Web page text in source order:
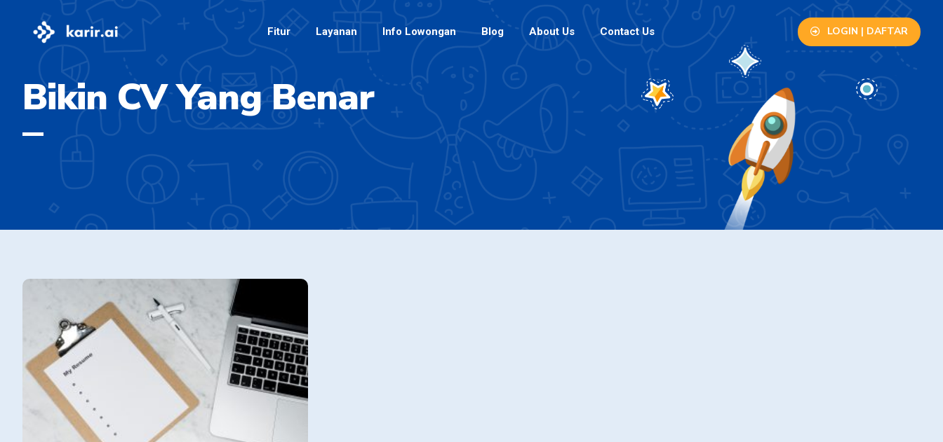
Fitur Layanan Info Lowongan Blog About Us Contact Us LOGIN | DAFTAR
Bikin CV Yang Benar